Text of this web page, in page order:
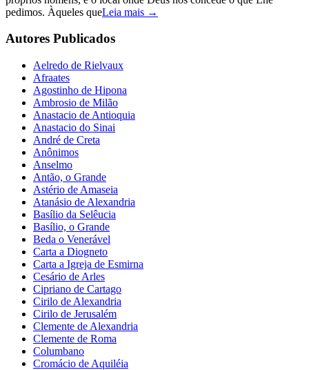
pedimos. Àqueles queLeia mais →
Autores Publicados
Aelredo de Rielvaux
Afraates
Agostinho de Hipona
Ambrosio de Milão
Anastacio de Antioquia
Anastacio do Sinai
André de Creta
Anônimos
Anselmo
Antão, o Grande
Astério de Amaseia
Atanásio de Alexandria
Basílio da Selêucia
Basílio, o Grande
Beda o Venerável
Carta a Diogneto
Carta a Igreja de Esmirna
Cesário de Arles
Cipriano de Cartago
Cirilo de Alexandria
Cirilo de Jerusalém
Clemente de Alexandria
Clemente de Roma
Columbano
Cromácio de Aquiléia